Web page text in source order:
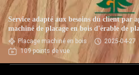
Service adapté aux besoins du client par
machiné de placage en bois d'érable de
Placage machiné en bois
2025-04-27
109 points de vue